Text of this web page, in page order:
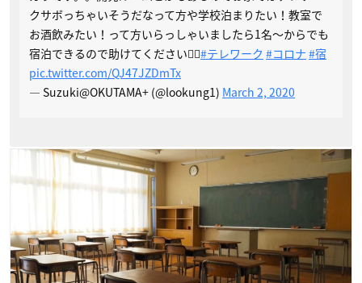
クサボっちゃいそうだなって方や学校泊まりたい！教室で
お酒飲みたい！って方いらっしゃいましたら1名〜からでも
宿泊できるので助けてください🙇‍♂️#テレワーク #コロナ #宿
pic.twitter.com/QJ47JZDmTx
— Suzuki@OKUTAMA+ (@lookung1) March 2, 2020